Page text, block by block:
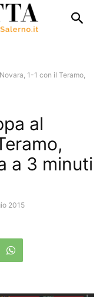
1-1 con il Teramo,
al
a 3 minuti
2015